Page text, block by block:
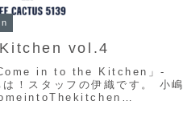
vol.4
Come in to the Kitchen」-
！スタッフの伊織です。 小嶋